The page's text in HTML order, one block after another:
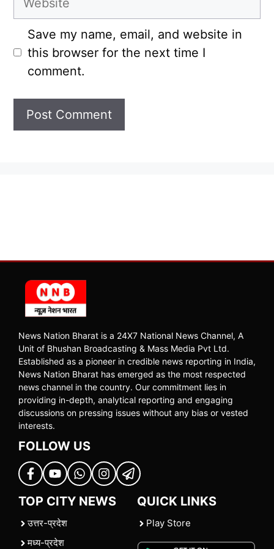
Save my name, email, and website in
this browser for the next time I
comment.
News Nation Bharat is a 24X7 National News Channel, A
Unit of Bhushan Broadcasting & Mass Media Pvt Ltd.
Established as a pioneer in credible news reporting in India,
News Nation Bharat has emerged as the most respected
news channel in the country. Our commitment lies in
providing in-depth, analytical reporting and engaging
discussions on pressing issues without any bias or vested
interests.
FOLLOW US
TOP CITY NEWS
उत्तर-प्रदेश
मध्य-प्रदेश
QUICK LINKS
Play Store